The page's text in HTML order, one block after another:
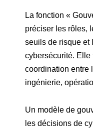
La fonction «
préciser les rôles,
seuils de risque et
cybersécurité.
coordination entre
ingénierie,
Un modèle de
les décisions de